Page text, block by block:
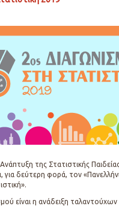
της Στατιστικής
για δεύτερη φορά, τoν
είναι η ανάδειξη